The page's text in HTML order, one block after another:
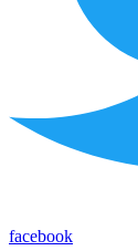
facebook